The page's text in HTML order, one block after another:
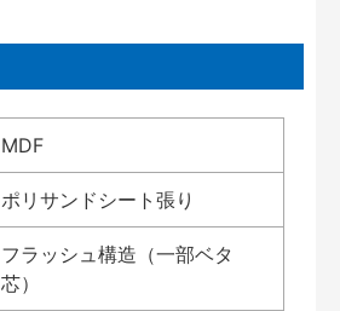
MDF
ポリサンドシート張り
フラッシュ構造（一部ベタ
芯）